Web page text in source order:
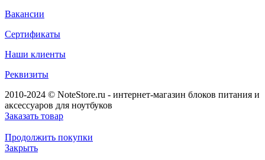
Вакансии
Сертификаты
Наши клиенты
Реквизиты
2010-2024 © NoteStore.ru - интернет-магазин блоков питания и
аксессуаров для ноутбуков
Заказать товар
Продолжить покупки
Закрыть